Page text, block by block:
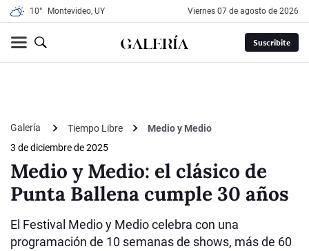
10° Montevideo, UY viernes 07 de agosto de 2026
Suscribite
Galería Tiempo Libre
Medio y Medio
3 de diciembre de 2025
Medio y Medio: el clásico de
Punta Ballena cumple 30 años
El Festival Medio y Medio celebra con una
programación de 10 semanas de shows, más de 60